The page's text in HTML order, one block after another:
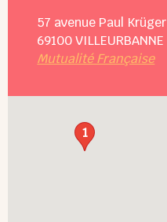
57 avenue Paul Krüger
69100 VILLEURBANNE
Mutualité Française
1